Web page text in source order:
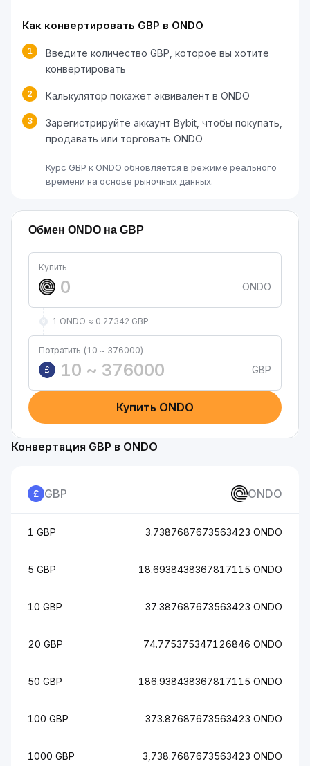
Как конвертировать GBP в ONDO
1
Введите количество GBP, которое вы хотите
конвертировать
2 Калькулятор покажет эквивалент в ONDO
3
Зарегистрируйте аккаунт Bybit, чтобы покупать,
продавать или торговать ONDO
Курс GBP к ONDO обновляется в режиме реального
времени на основе рыночных данных.
Обмен ONDO на GBP
Купить
ONDO
1 ONDO ≈ 0.27342 GBP
Потратить (10 ~ 376000)
£
GBP
Купить ONDO
Конвертация GBP в ONDO
GBP ONDO
1 GBP 3.7387687673563423 ONDO
5 GBP 18.6938438367817115 ONDO
10 GBP 37.387687673563423 ONDO
20 GBP 74.775375347126846 ONDO
50 GBP 186.938438367817115 ONDO
100 GBP 373.87687673563423 ONDO
1000 GBP 3,738.7687673563423 ONDO